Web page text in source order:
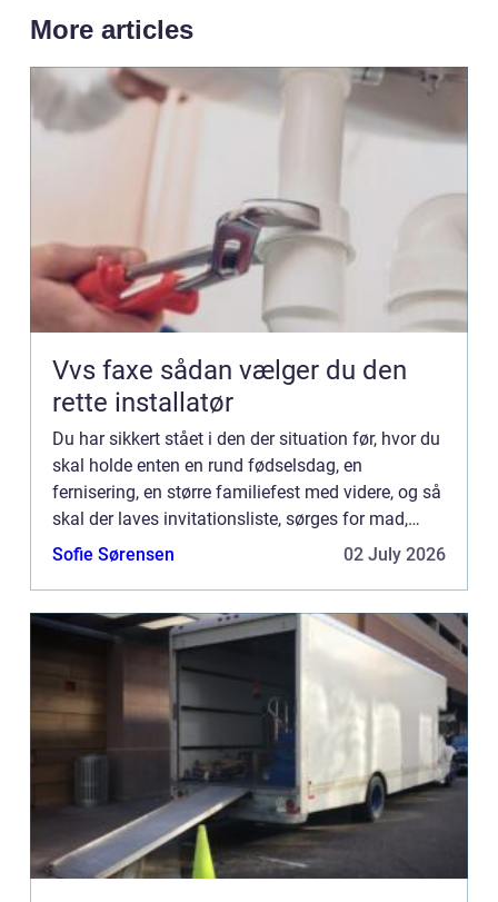
More articles
Vvs faxe sådan vælger du den
rette installatør
Du har sikkert stået i den der situation før, hvor du
skal holde enten en rund fødselsdag, en
fernisering, en større familiefest med videre, og så
skal der laves invitationsliste, sørges for mad,
drikkelse, underholdning og – men først og
Sofie Sørensen 02 July 2026